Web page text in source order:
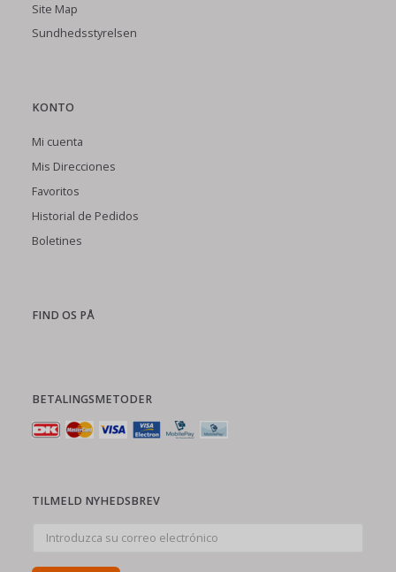
Site Map
Sundhedsstyrelsen
KONTO
Mi cuenta
Mis Direcciones
Favoritos
Historial de Pedidos
Boletines
FIND OS PÅ
BETALINGSMETODER
TILMELD NYHEDSBREV